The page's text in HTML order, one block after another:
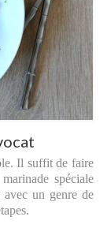
Il suffit de faire
spéciale
avec un genre de